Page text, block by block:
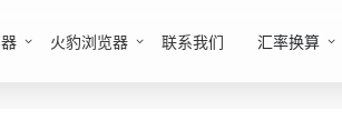
火豹浏览器 联系我们 汇率换算